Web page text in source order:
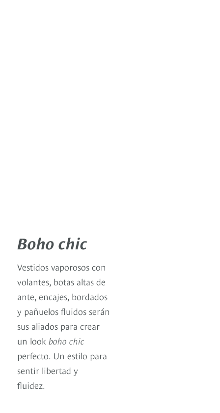
Boho chic
Vestidos vaporosos con
volantes, botas altas de
ante, encajes, bordados
y pañuelos fluidos serán
sus aliados para crear
un look boho chic
perfecto. Un estilo para
sentir libertad y
fluidez.